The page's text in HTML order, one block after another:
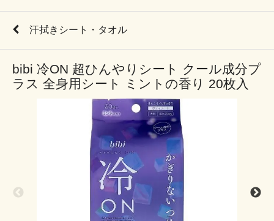
汗拭きシート・タオル
bibi 冷ON 超ひんやりシート クール成分プ
ラス 全身用シート ミントの香り 20枚入